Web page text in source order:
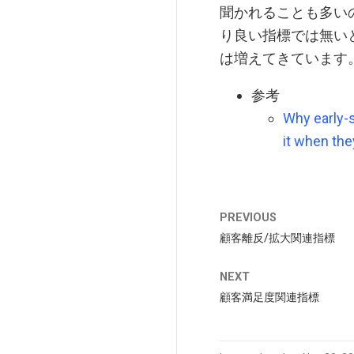
聞かれることも多い
り良い指標では無
は増えてきています
参考
Why early-
it when
PREVIOUS
顧客離反/拡大関連指標
NEXT
顧客満足度関連指標